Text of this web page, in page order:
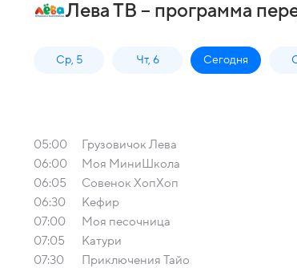
Лева ТВ – программа
Ср, 5 Чт, 6 Сегодня
05:00
Грузовичок Лева
06:00
Моя МиниШкола
06:05
Совенок ХопХоп
06:30
Кефир
07:00
Моя песочница
07:05
Катури
07:30
Приключения Тайо